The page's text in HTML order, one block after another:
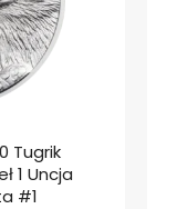
Tugrik
1 Uncja
#1